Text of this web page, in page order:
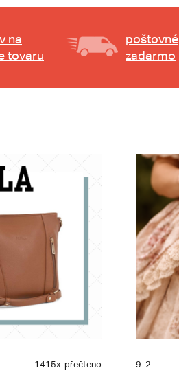
na
tovaru
poštovné
zadarmo
1415x přečteno 9. 2.